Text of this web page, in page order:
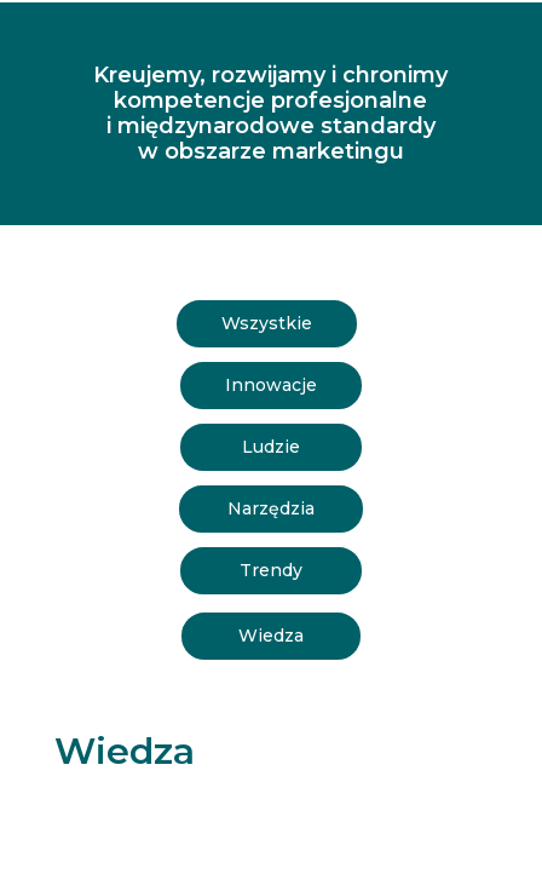
Kreujemy, rozwijamy i chronimy
kompetencje profesjonalne
i międzynarodowe standardy
w obszarze marketingu
Wszystkie
Innowacje
Ludzie
Narzędzia
Trendy
Wiedza
Wiedza